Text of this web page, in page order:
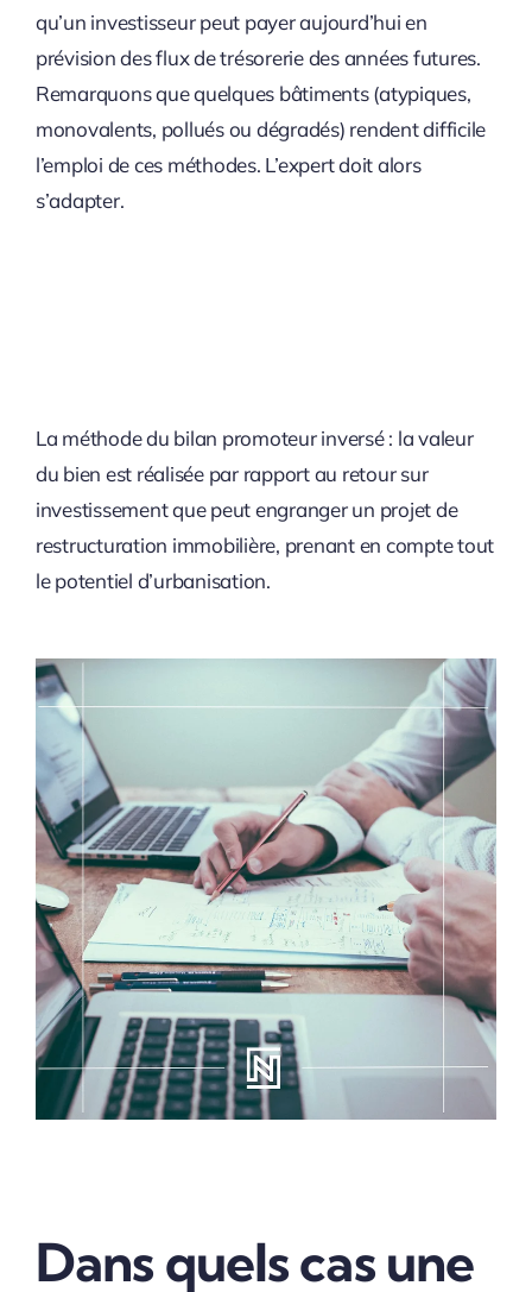
qu’un investisseur peut payer aujourd’hui en
prévision des flux de trésorerie des années futures.
Remarquons que quelques bâtiments (atypiques,
monovalents, pollués ou dégradés) rendent difficile
l’emploi de ces méthodes. L’expert doit alors
s’adapter.
La méthode du bilan promoteur inversé : la valeur
du bien est réalisée par rapport au retour sur
investissement que peut engranger un projet de
restructuration immobilière, prenant en compte tout
le potentiel d’urbanisation.
Dans quels cas une